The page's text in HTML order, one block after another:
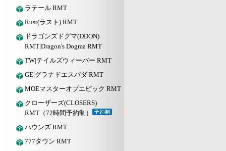
ラテール RMT
Rust(ラスト) RMT
ドラゴンズドグマ(DDON)
RMT|Dragon's Dogma RMT
TW|テイルズウィーバー RMT
GE|グラナドエスパダ RMT
MOEマスターオブエピック RMT
クローザーズ(CLOSERS)
RMT（72時間予約制）
ハウンズ RMT
777タウン RMT